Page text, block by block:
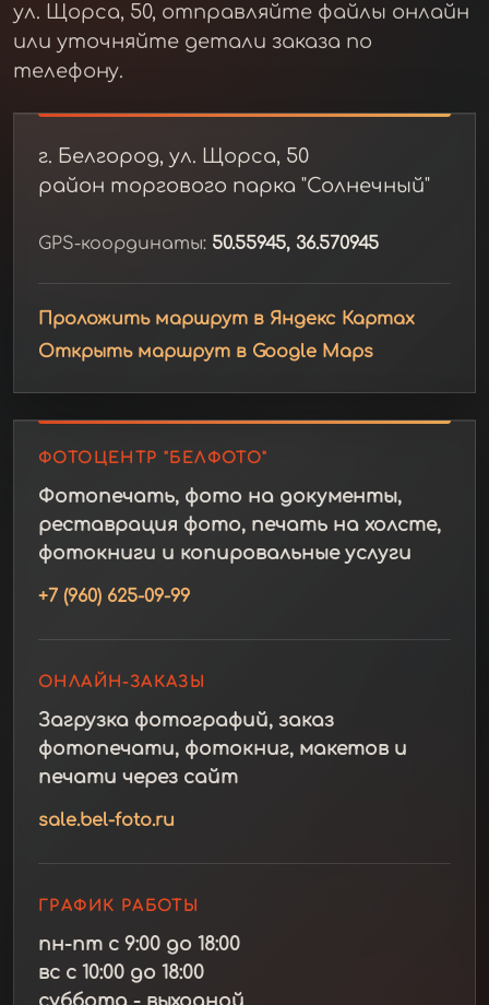
ул. Щорса, 50, отправляйте файлы онлайн
или уточняйте детали заказа по
телефону.
г. Белгород, ул. Щорса, 50
район торгового парка "Солнечный"
GPS-координаты: 50.55945, 36.570945
Проложить маршрут в Яндекс Картах
Открыть маршрут в Google Maps
ФОТОЦЕНТР "БЕЛФОТО"
Фотопечать, фото на документы,
реставрация фото, печать на холсте,
фотокниги и копировальные услуги
+7 (960) 625-09-99
ОНЛАЙН-ЗАКАЗЫ
Загрузка фотографий, заказ
фотопечати, фотокниг, макетов и
печати через сайт
sale.bel-foto.ru
ГРАФИК РАБОТЫ
пн-пт с 9:00 до 18:00
вс с 10:00 до 18:00